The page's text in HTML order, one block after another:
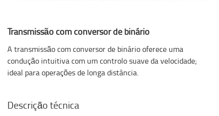
Transmissão com conversor de binário
A transmissão com conversor de binário oferece uma
condução intuitiva com um controlo suave da velocidade;
ideal para operações de longa distância.
Descrição técnica